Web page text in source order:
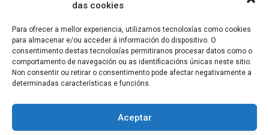
das cookies
Para ofrecer a mellor experiencia, utilizamos tecnoloxías como cookies
para almacenar e/ou acceder á información do dispositivo. O
consentimento destas tecnoloxías permitiranos procesar datos como o
comportamento de navegación ou as identificacións únicas neste sitio.
Non consentir ou retirar o consentimento pode afectar negativamente a
determinadas características e funcións.
Aceptar